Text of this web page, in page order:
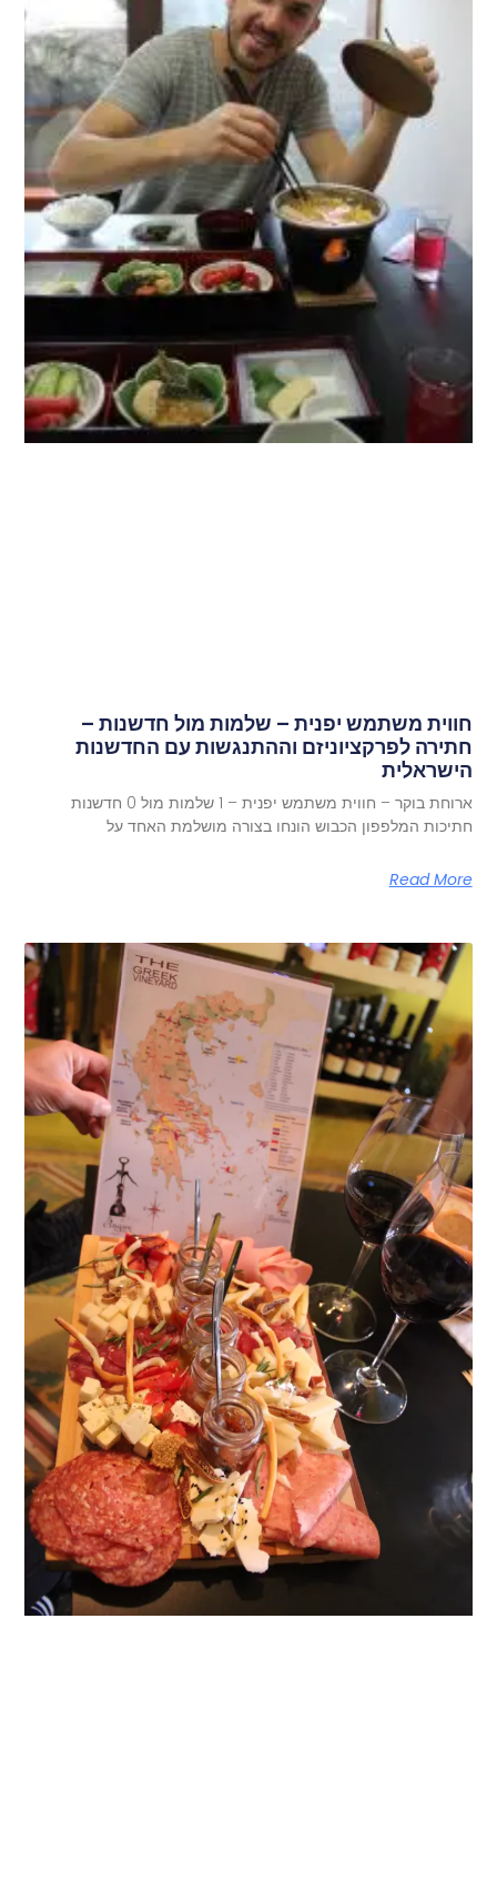
חווית משתמש יפנית – שלמות מול חדשנות –
חתירה לפרקציוניזם וההתנגשות עם החדשנות
הישראלית
ארוחת בוקר – חווית משתמש יפנית – 1 שלמות מול 0 חדשנות
חתיכות המלפפון הכבוש הונחו בצורה מושלמת האחד על
Read More